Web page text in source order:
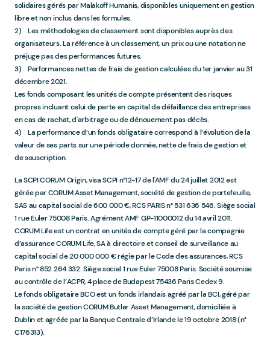
solidaires gérés par Malakoff Humanis, disponibles uniquement en gestion
libre et non inclus dans les formules.
2) Les méthodologies de classement sont disponibles auprès des
organisateurs. La référence à un classement, un prix ou une notation ne
préjuge pas des performances futures.
3) Performances nettes de frais de gestion calculées du 1er janvier au 31
décembre 2021.
Les fonds composant les unités de compte présentent des risques
propres incluant celui de perte en capital de défaillance des entreprises
en cas de rachat, d'arbitrage ou de dénouement pas décès.
4) La performance d’un fonds obligataire correspond à l’évolution de la
valeur de ses parts sur une période donnée, nette de frais de gestion et
de souscription.
La SCPI CORUM Origin, visa SCPI n°12-17 de l'AMF du 24 juillet 2012 est
gérée par CORUM Asset Management, société de gestion de portefeuille,
SAS au capital social de 600 000 €, RCS PARIS n° 531 636 546. Siège social
1 rue Euler 75008 Paris. Agrément AMF GP-11000012 du 14 avril 2011.
CORUM Life est un contrat en unités de compte géré par la compagnie
d’assurance CORUM Life, SA à directoire et conseil de surveillance au
capital social de 20 000 000 € régie par le Code des assurances, RCS
Paris n° 852 264 332. Siège social 1 rue Euler 75008 Paris. Société soumise
au contrôle de l’ACPR, 4 place de Budapest 75436 Paris Cedex 9.
Le fonds obligataire BCO est un fonds irlandais agréé par la BCI, géré par
la société de gestion CORUM Butler Asset Management, domiciliée à
Dublin et agréée par la Banque Centrale d’Irlande le 19 octobre 2018 (n°
C176313).